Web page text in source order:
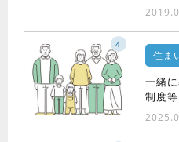
4
住ま
一緒
制度